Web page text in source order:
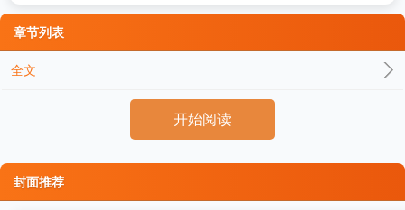
章节列表
全文
开始阅读
封面推荐